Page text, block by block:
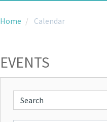
Home Calendar
EVENTS